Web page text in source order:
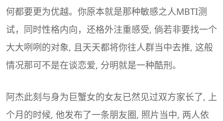
何都要更为优越。你原本就是那种敏感之人MBTI测
试，同时性格内向，还格外注重感受, 倘若非要找一个
大大咧咧的对象, 且天天都将你往人群当中去推, 这般
情况那可不是在谈恋爱, 分明就是一种酷刑。
阿杰此刻与身为巨蟹女的女友已然见过双方家长了, 上
个月的时候, 他发布了一条朋友圈, 照片当中, 两人依